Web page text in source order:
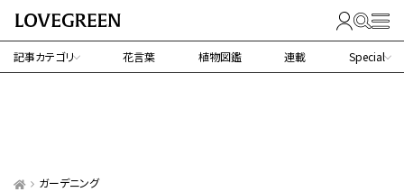
記事カテゴリ 花言葉 植物図鑑 連載 Special
ガーデニング